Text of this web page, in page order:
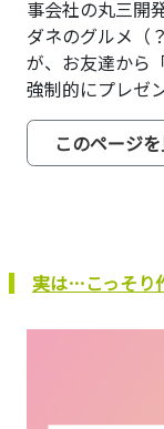
事会社の丸三開
ダネのグルメ（
が、お友達から
強制的にプレゼ
このページ
実は…こっそり